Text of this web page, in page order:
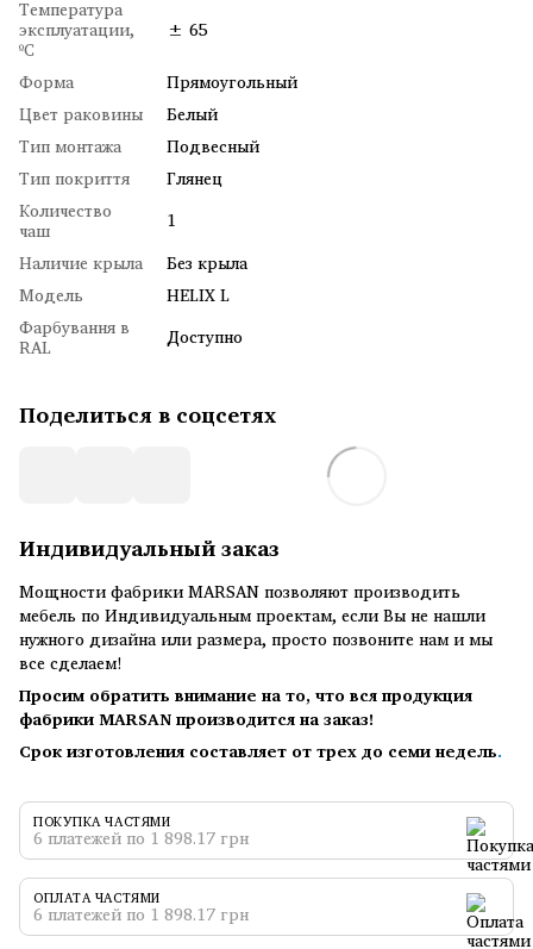
Температура
эксплуатации,
ºC
± 65
Форма
Прямоугольный
Цвет раковины
Белый
Тип монтажа
Подвесный
Тип покриття
Глянец
Количество
чаш
1
Наличие крыла
Без крыла
Модель
HELIX L
Фарбування в
RAL Доступно
Поделиться в соцсетях
Индивидуальный заказ
Мощности фабрики MARSAN позволяют производить
мебель по Индивидуальным проектам, если Вы не нашли
нужного дизайна или размера, просто позвоните нам и мы
все сделаем!
Просим обратить внимание на то, что вся продукция
фабрики MARSAN производится на заказ!
Срок изготовления составляет от трех до семи недель.
ПОКУПКА ЧАСТЯМИ
6 платежей по 1 898.17 грн
ОПЛАТА ЧАСТЯМИ
6 платежей по 1 898.17 грн